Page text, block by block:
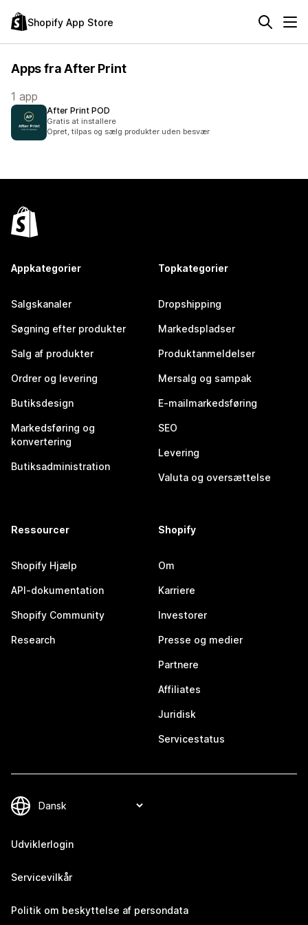
Shopify App Store
Apps fra After Print
1 app
After Print POD
Gratis at installere
Opret, tilpas og sælg produkter uden besvær
Appkategorier
Salgskanaler
Søgning efter produkter
Salg af produkter
Ordrer og levering
Butiksdesign
Markedsføring og
konvertering
Butiksadministration
Topkategorier
Dropshipping
Markedspladser
Produktanmeldelser
Mersalg og sampak
E-mailmarkedsføring
SEO
Levering
Valuta og oversættelse
Ressourcer
Shopify Hjælp
API-dokumentation
Shopify Community
Research
Shopify
Om
Karriere
Investorer
Presse og medier
Partnere
Affiliates
Juridisk
Servicestatus
Udviklerlogin
Servicevilkår
Politik om beskyttelse af persondata